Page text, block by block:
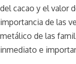
del cacao y el valor
importancia de las
metálico de las
inmediato e